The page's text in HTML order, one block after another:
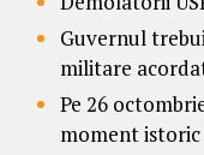
Guvernul
militare
Pe 26
moment istoric